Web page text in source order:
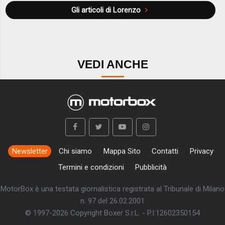
Gli articoli di Lorenzo
VEDI ANCHE
Newsletter Chi siamo Mappa Sito Contatti
Privacy
Termini e condizioni
Pubblicità
MotorBox è una testata giornalistica registrata al Tribunale di Milano
n. 97 del 26.02.2001
© 1997-2026 Copyright Boxer S.r.L. - P.I:12602350154